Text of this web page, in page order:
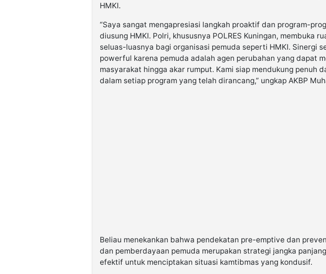
HMKI.
“Saya sangat mengapresiasi langkah proaktif dan program-
diusung HMKI. Polri, khususnya POLRES Kuningan, membuka
seluas-luasnya bagi organisasi pemuda seperti HMKI. Sinergi
powerful karena pemuda adalah agen perubahan yang dapat
masyarakat hingga akar rumput. Kami siap mendukung penuh
dalam setiap program yang telah dirancang,” ungkap AKBP
Beliau menekankan bahwa pendekatan pre-emptive dan
dan pemberdayaan pemuda merupakan strategi jangka
efektif untuk menciptakan situasi kamtibmas yang kondusif.